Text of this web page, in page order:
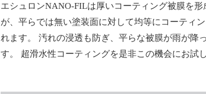
エシュロンNANO-FILは厚いコーティング被膜を
が、平らでは無い塗装面に対して均等にコーティ
れます。 汚れの浸透も防ぎ、平らな被膜が雨が降
す。 超滑水性コーティングを是非この機会にお試し